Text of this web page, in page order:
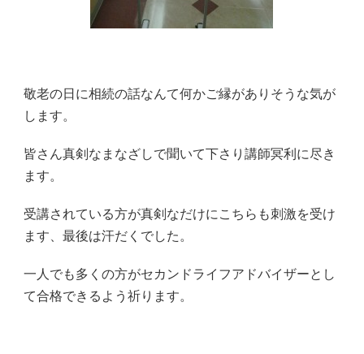
敬老の日に相続の話なんて何かご縁がありそうな気が
します。
皆さん真剣なまなざしで聞いて下さり講師冥利に尽き
ます。
受講されている方が真剣なだけにこちらも刺激を受け
ます、最後は汗だくでした。
一人でも多くの方がセカンドライフアドバイザーとし
て合格できるよう祈ります。